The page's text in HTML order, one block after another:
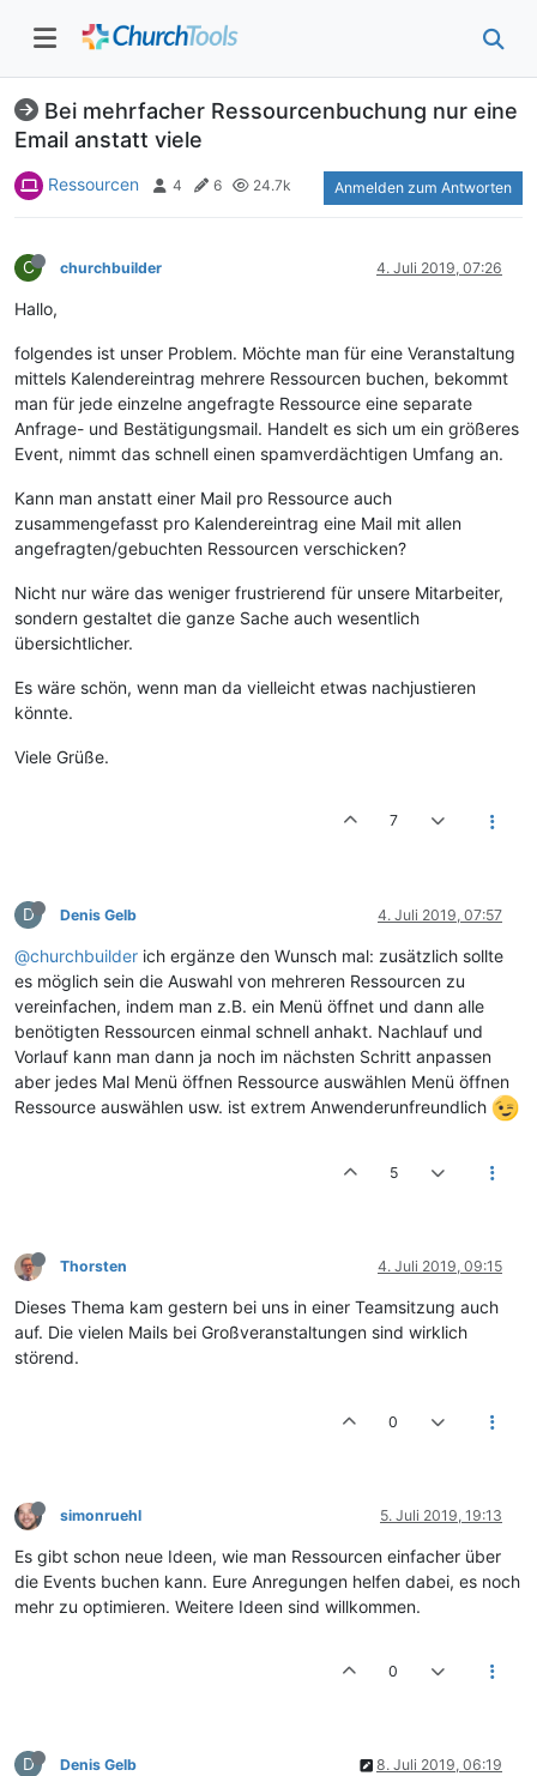
Bei mehrfacher Ressourcenbuchung nur eine
Email anstatt viele
Ressourcen 4 6 24.7k Anmelden zum Antworten
C churchbuilder 4. Juli 2019, 07:26
Hallo,
folgendes ist unser Problem. Möchte man für eine Veranstaltung
mittels Kalendereintrag mehrere Ressourcen buchen, bekommt
man für jede einzelne angefragte Ressource eine separate
Anfrage- und Bestätigungsmail. Handelt es sich um ein größeres
Event, nimmt das schnell einen spamverdächtigen Umfang an.
Kann man anstatt einer Mail pro Ressource auch
zusammengefasst pro Kalendereintrag eine Mail mit allen
angefragten/gebuchten Ressourcen verschicken?
Nicht nur wäre das weniger frustrierend für unsere Mitarbeiter,
sondern gestaltet die ganze Sache auch wesentlich
übersichtlicher.
Es wäre schön, wenn man da vielleicht etwas nachjustieren
könnte.
Viele Grüße.
7
D Denis Gelb 4. Juli 2019, 07:57
@churchbuilder ich ergänze den Wunsch mal: zusätzlich sollte
es möglich sein die Auswahl von mehreren Ressourcen zu
vereinfachen, indem man z.B. ein Menü öffnet und dann alle
benötigten Ressourcen einmal schnell anhakt. Nachlauf und
Vorlauf kann man dann ja noch im nächsten Schritt anpassen
aber jedes Mal Menü öffnen Ressource auswählen Menü öffnen
Ressource auswählen usw. ist extrem Anwenderunfreundlich
5
Thorsten 4. Juli 2019, 09:15
Dieses Thema kam gestern bei uns in einer Teamsitzung auch
auf. Die vielen Mails bei Großveranstaltungen sind wirklich
störend.
0
simonruehl 5. Juli 2019, 19:13
Es gibt schon neue Ideen, wie man Ressourcen einfacher über
die Events buchen kann. Eure Anregungen helfen dabei, es noch
mehr zu optimieren. Weitere Ideen sind willkommen.
0
D Denis Gelb 8. Juli 2019, 06:19